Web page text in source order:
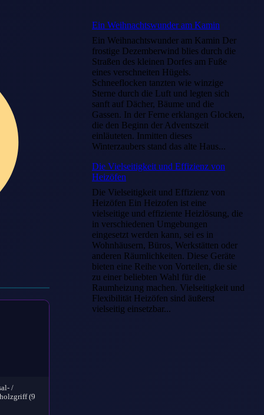
/
(9
Ein Weihnachtswunder am Kamin
Ein Weihnachtswunder am Kamin Der
frostige Dezemberwind blies durch die
Straßen des kleinen Dorfes am Fuße
eines verschneiten Hügels.
Schneeflocken tanzten wie winzige
Sterne durch die Luft und legten sich
sanft auf Dächer, Bäume und die
Gassen. In der Ferne erklangen Glocken,
die den Beginn der Adventszeit
einläuteten. Inmitten dieses
Winterzaubers stand das alte Haus...
Die Vielseitigkeit und Effizienz von
Heizöfen
Die Vielseitigkeit und Effizienz von
Heizöfen Ein Heizofen ist eine
vielseitige und effiziente Heizlösung, die
in verschiedenen Umgebungen
eingesetzt werden kann, sei es in
Wohnhäusern, Büros, Werkstätten oder
anderen Räumlichkeiten. Diese Geräte
bieten eine Reihe von Vorteilen, die sie
zu einer beliebten Wahl für die
Raumheizung machen. Vielseitigkeit und
Flexibilität Heizöfen sind äußerst
vielseitig einsetzbar...